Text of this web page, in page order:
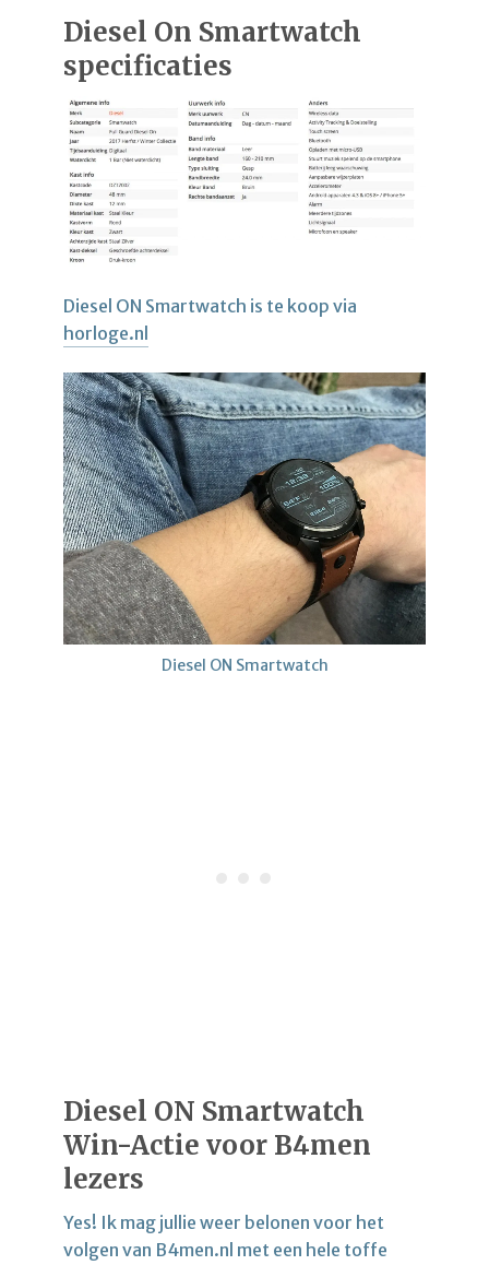
Diesel On Smartwatch
specificaties
Diesel ON Smartwatch is te koop via
horloge.nl
Diesel ON Smartwatch
Diesel ON Smartwatch
Win-Actie voor B4men
lezers
Yes! Ik mag jullie weer belonen voor het
volgen van B4men.nl met een hele toffe